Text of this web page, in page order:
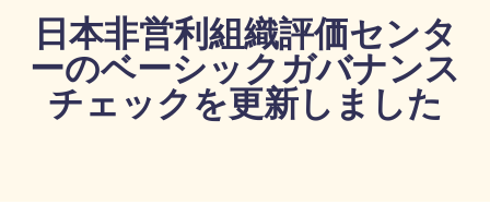
ス
キ
ッ
プ
日本非営利組織評価センタ
ーのベーシックガバナンス
チェックを更新しました